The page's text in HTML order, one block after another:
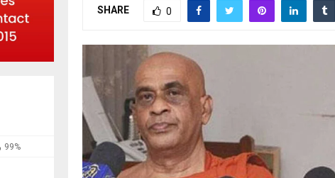
SHARE 0
99%